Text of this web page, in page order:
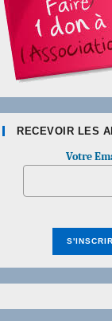
RECEVOIR LES
Votre